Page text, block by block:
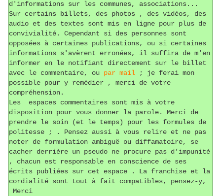
d'informations sur les communes, associations...
Sur certains billets, des photos , des vidéos, des
audio et des textes sont mis en ligne pour plus de
convivialité. Cependant si des personnes sont
opposées à certaines publications, ou si certaines
informations s'avèrent erronées, il suffira de m'en
informer en le notifiant directement sur le billet
avec le commentaire, ou par mail ; je ferai mon
possible pour y remédier , merci de votre
compréhension.
Les espaces commentaires sont mis à votre
disposition pour vous donner la parole. Merci de
prendre le soin (et le temps) pour les formules de
politesse ; . Pensez aussi à vous relire et ne pas
noter de formulation ambiguë ou diffamatoire, se
cacher derrière un pseudo ne procure pas d’impunité
, chacun est responsable en conscience de ses
écrits publiées sur cet espace . La franchise et la
cordialité sont tout à fait compatibles, pensez-y,
Merci